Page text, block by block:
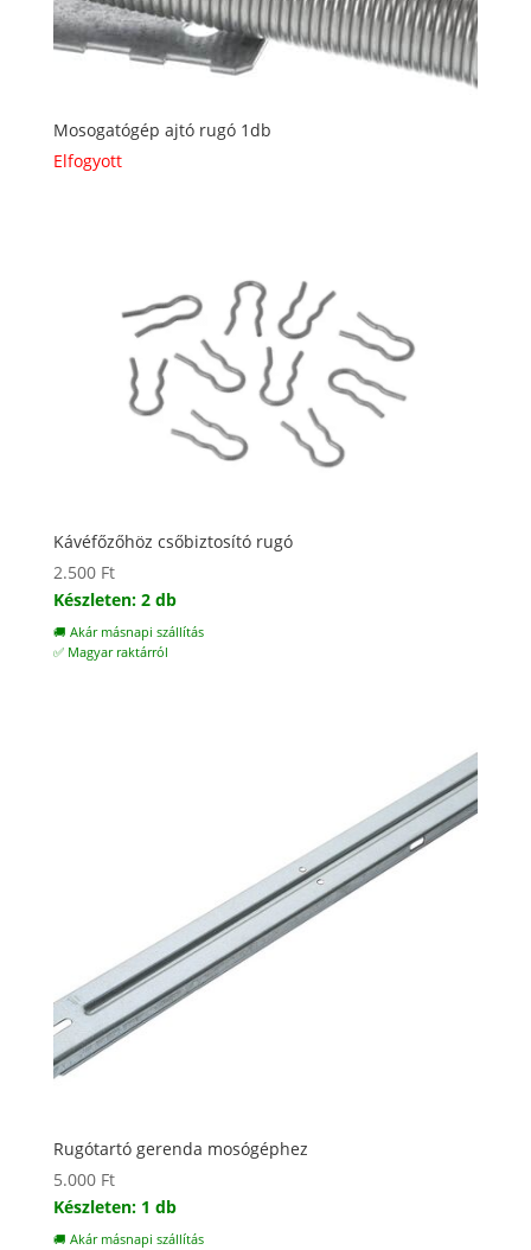
Mosogatógép ajtó rugó 1db
Elfogyott
Kávéfőzőhöz csőbiztosító rugó
2.500 Ft
Készleten: 2 db
🚚 Akár másnapi szállítás
✅ Magyar raktárról
Rugótartó gerenda mosógéphez
5.000 Ft
Készleten: 1 db
🚚 Akár másnapi szállítás